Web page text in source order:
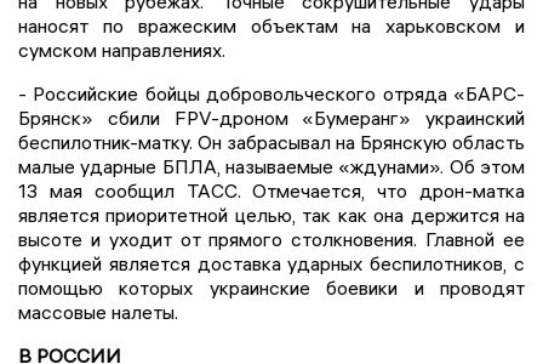
наносят по вражеским объектам на харьковском и
сумском направлениях.
- Российские бойцы добровольческого отряда «БАРС-
Брянск» сбили FPV-дроном «Бумеранг» украинский
беспилотник-матку. Он забрасывал на Брянскую область
малые ударные БПЛА, называемые «ждунами». Об этом
13 мая сообщил ТАСС. Отмечается, что дрон-матка
является приоритетной целью, так как она держится на
высоте и уходит от прямого столкновения. Главной ее
функцией является доставка ударных беспилотников, с
помощью которых украинские боевики и проводят
массовые налеты.
В РОССИИ